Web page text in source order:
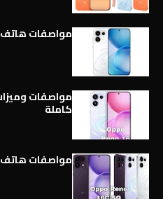
مواصفات هاتف Oppo Reno 16 Pro 5G كاملة
كاملة
مواصفات هاتف Oppo Reno 16c 5G كاملة